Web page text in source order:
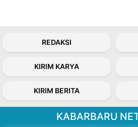
REDAKSI
KIRIM KARYA
KIRIM BERITA
KABARBARU